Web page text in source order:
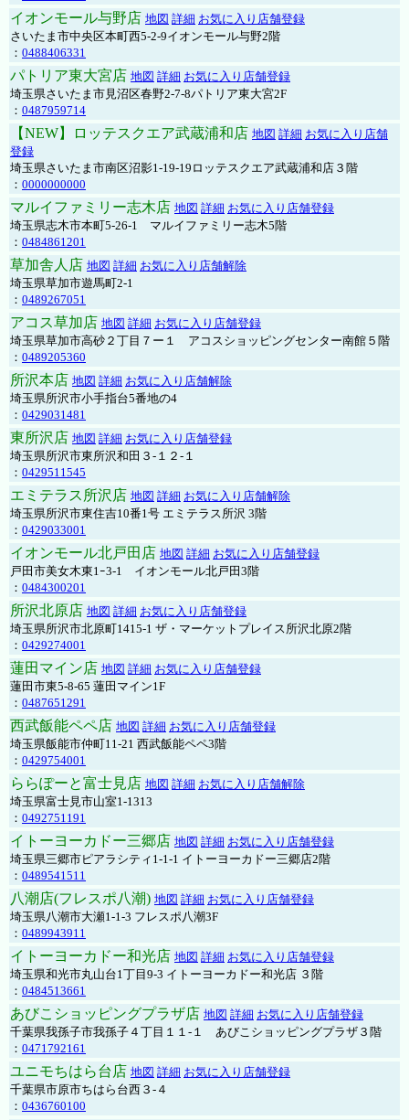
イオンモール与野店 地図 詳細 お気に入り店舗登録
さいたま市中央区本町西5-2-9イオンモール与野2階
： 0488406331
パトリア東大宮店 地図 詳細 お気に入り店舗登録
埼玉県さいたま市見沼区春野2-7-8パトリア東大宮2F
： 0487959714
【NEW】ロッテスクエア武蔵浦和店 地図 詳細 お気に入り店舗
登録
埼玉県さいたま市南区沼影1-19-19ロッテスクエア武蔵浦和店３階
： 0000000000
マルイファミリー志木店 地図 詳細 お気に入り店舗登録
埼玉県志木市本町5-26-1 マルイファミリー志木5階
： 0484861201
草加舎人店 地図 詳細 お気に入り店舗解除
埼玉県草加市遊馬町2-1
： 0489267051
アコス草加店 地図 詳細 お気に入り店舗登録
埼玉県草加市高砂２丁目７ー１ アコスショッピングセンター南館５階
： 0489205360
所沢本店 地図 詳細 お気に入り店舗解除
埼玉県所沢市小手指台5番地の4
： 0429031481
東所沢店 地図 詳細 お気に入り店舗登録
埼玉県所沢市東所沢和田３-１２-１
： 0429511545
エミテラス所沢店 地図 詳細 お気に入り店舗解除
埼玉県所沢市東住吉10番1号 エミテラス所沢 3階
： 0429033001
イオンモール北戸田店 地図 詳細 お気に入り店舗登録
戸田市美女木東1ｰ3‐1 イオンモール北戸田3階
： 0484300201
所沢北原店 地図 詳細 お気に入り店舗登録
埼玉県所沢市北原町1415-1 ザ・マーケットプレイス所沢北原2階
： 0429274001
蓮田マイン店 地図 詳細 お気に入り店舗登録
蓮田市東5-8-65 蓮田マイン1F
： 0487651291
西武飯能ペペ店 地図 詳細 お気に入り店舗登録
埼玉県飯能市仲町11-21 西武飯能ペペ3階
： 0429754001
ららぽーと富士見店 地図 詳細 お気に入り店舗解除
埼玉県富士見市山室1-1313
： 0492751191
イトーヨーカドー三郷店 地図 詳細 お気に入り店舗登録
埼玉県三郷市ピアラシティ1-1-1 イトーヨーカドー三郷店2階
： 0489541511
八潮店(フレスポ八潮) 地図 詳細 お気に入り店舗登録
埼玉県八潮市大瀬1-1-3 フレスポ八潮3F
： 0489943911
イトーヨーカドー和光店 地図 詳細 お気に入り店舗登録
埼玉県和光市丸山台1丁目9-3 イトーヨーカドー和光店 ３階
： 0484513661
あびこショッピングプラザ店 地図 詳細 お気に入り店舗登録
千葉県我孫子市我孫子４丁目１１-１ あびこショッピングプラザ３階
： 0471792161
ユニモちはら台店 地図 詳細 お気に入り店舗登録
千葉県市原市ちはら台西３-４
： 0436760100